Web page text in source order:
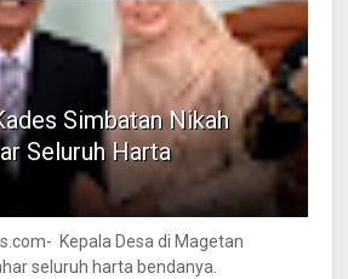
Simbatan Nikah
Seluruh Harta
Kepala Desa di Magetan
seluruh harta bendanya.